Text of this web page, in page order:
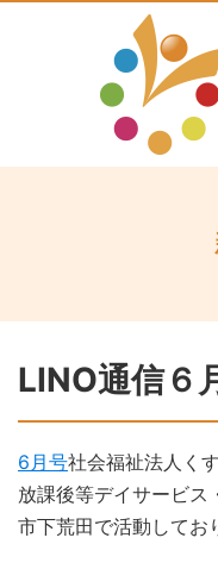
LINO通信６
6月号社会福祉法人く
放課後等デイサービス
市下荒田で活動してお